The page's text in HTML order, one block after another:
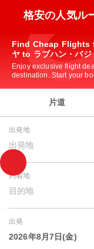
格安の人気ル
Find Cheap Flights
ヤ to ラブハン・バジ
Enjoy exclusive flight
destination. Start your
片道
出発地
出発地
到着地
目的地
出発
2026年8月7日(金)